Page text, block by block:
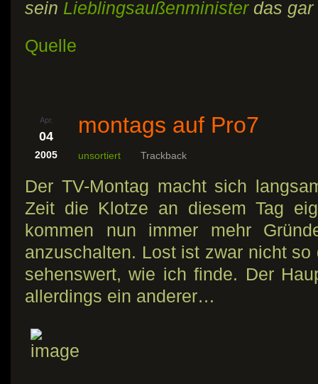
sein Lieblingsaußenministerdas gar
Quelle
Apr.
04
2005
montags auf Pro7
unsortiert Trackback
Der TV-Montag macht sich
Zeit die Klotze an diesem Tag
kommen nun immer mehr
anzuschalten. Lost ist zwar nicht
sehenswert, wie ich finde. Der
allerdings ein anderer…